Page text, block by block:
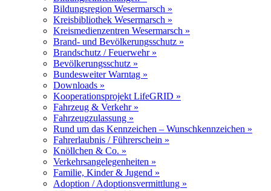
Bildungsregion Wesermarsch »
Kreisbibliothek Wesermarsch »
Kreismedienzentren Wesermarsch »
Brand- und Bevölkerungsschutz »
Brandschutz / Feuerwehr »
Bevölkerungsschutz »
Bundesweiter Warntag »
Downloads »
Kooperationsprojekt LifeGRID »
Fahrzeug & Verkehr »
Fahrzeugzulassung »
Rund um das Kennzeichen – Wunschkennzeichen »
Fahrerlaubnis / Führerschein »
Knöllchen & Co. »
Verkehrsangelegenheiten »
Familie, Kinder & Jugend »
Adoption / Adoptionsvermittlung »